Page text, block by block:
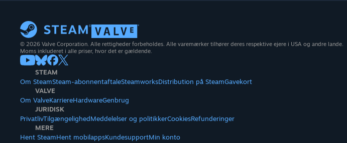
© 2026 Valve Corporation. Alle rettigheder forbeholdes. Alle varemærker tilhører deres respektive ejere i USA og andre lande.
Moms inkluderet i alle priser, hvor det er gældende.
STEAM
Om SteamSteam-abonnentaftaleSteamworksDistribution på SteamGavekort
VALVE
Om ValveKarriereHardwareGenbrug
JURIDISK
PrivatlivTilgængelighedMeddelelser og politikkerCookiesRefunderinger
MERE
Hent SteamHent mobilappsKundesupportMin konto